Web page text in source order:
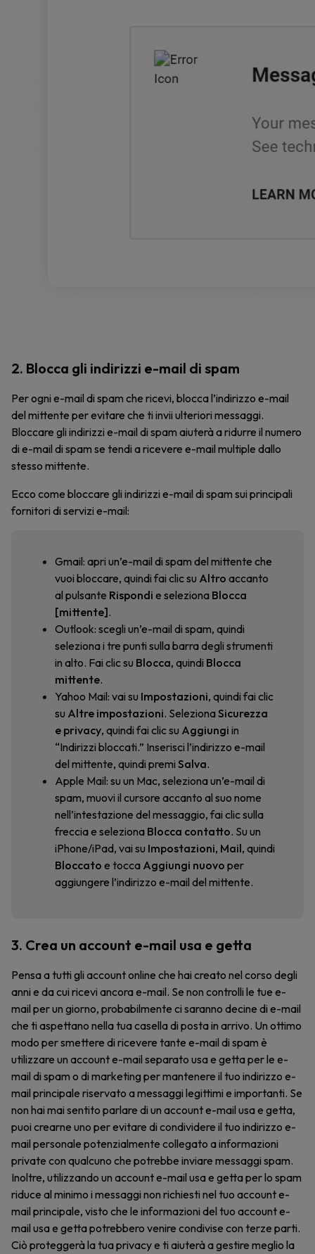
2. Blocca gli indirizzi e-mail di spam
Per ogni e-mail di spam che ricevi, blocca l’indirizzo e-mail
del mittente per evitare che ti invii ulteriori messaggi.
Bloccare gli indirizzi e-mail di spam aiuterà a ridurre il numero
di e-mail di spam se tendi a ricevere e-mail multiple dallo
stesso mittente.
Ecco come bloccare gli indirizzi e-mail di spam sui principali
fornitori di servizi e-mail:
Gmail: apri un’e-mail di spam del mittente che
vuoi bloccare, quindi fai clic su Altro accanto
al pulsante Rispondi e seleziona Blocca
[mittente].
Outlook: scegli un’e-mail di spam, quindi
seleziona i tre punti sulla barra degli strumenti
in alto. Fai clic su Blocca, quindi Blocca
mittente.
Yahoo Mail: vai su Impostazioni, quindi fai clic
su Altre impostazioni. SelezionaSicurezza
e privacy, quindi fai clic su Aggiungi in
“Indirizzi bloccati.” Inserisci l’indirizzo e-mail
del mittente, quindi premi Salva.
Apple Mail: su un Mac, seleziona un’e-mail di
spam, muovi il cursore accanto al suo nome
nell’intestazione del messaggio, fai clic sulla
freccia e seleziona Blocca contatto. Su un
iPhone/iPad, vai su Impostazioni, Mail, quindi
Bloccato e tocca Aggiungi nuovo per
aggiungere l’indirizzo e-mail del mittente.
3. Crea un account e-mail usa e getta
Pensa a tutti gli account online che hai creato nel corso degli
anni e da cui ricevi ancora e-mail. Se non controlli le tue e-
mail per un giorno, probabilmente ci saranno decine di e-mail
che ti aspettano nella tua casella di posta in arrivo. Un ottimo
modo per smettere di ricevere tante e-mail di spam è
utilizzare un account e-mail separato usa e getta per le e-
mail di spam o di marketing per mantenere il tuo indirizzo e-
mail principale riservato a messaggi legittimi e importanti. Se
non hai mai sentito parlare di un account e-mail usa e getta,
puoi crearne uno per evitare di condividere il tuo indirizzo e-
mail personale potenzialmente collegato a informazioni
private con qualcuno che potrebbe inviare messaggi spam.
Inoltre, utilizzando un account e-mail usa e getta per lo spam
riduce al minimo i messaggi non richiesti nel tuo account e-
mail principale, visto che le informazioni del tuo account e-
mail usa e getta potrebbero venire condivise con terze parti.
Ciò proteggerà la tua privacy e ti aiuterà a gestire meglio la